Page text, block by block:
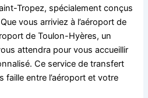
Tropez, spécialement conçus
vous arriviez à l’aéroport de
de Toulon-Hyères, un
attendra pour vous accueillir
Ce service de transfert
faille entre l’aéroport et votre